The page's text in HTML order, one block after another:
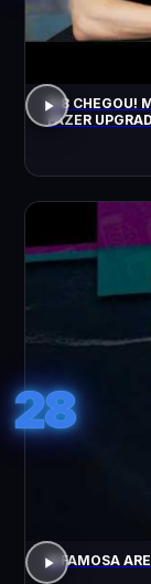
8.8 CHEGOU!
FAZER
28
A FAMOSA